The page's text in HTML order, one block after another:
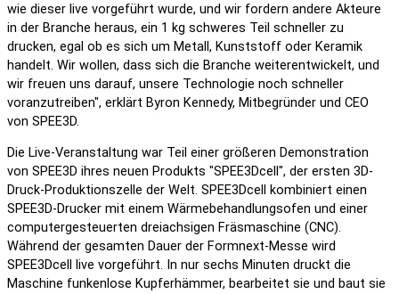
wie dieser live vorgeführt wurde, und wir fordern andere Akteure
in der Branche heraus, ein 1 kg schweres Teil schneller zu
drucken, egal ob es sich um Metall, Kunststoff oder Keramik
handelt. Wir wollen, dass sich die Branche weiterentwickelt, und
wir freuen uns darauf, unsere Technologie noch schneller
voranzutreiben", erklärt Byron Kennedy, Mitbegründer und CEO
von SPEE3D.
Die Live-Veranstaltung war Teil einer größeren Demonstration
von SPEE3D ihres neuen Produkts "SPEE3Dcell", der ersten 3D-
Druck-Produktionszelle der Welt. SPEE3Dcell kombiniert einen
SPEE3D-Drucker mit einem Wärmebehandlungsofen und einer
computergesteuerten dreiachsigen Fräsmaschine (CNC).
Während der gesamten Dauer der Formnext-Messe wird
SPEE3Dcell live vorgeführt. In nur sechs Minuten druckt die
Maschine funkenlose Kupferhämmer, bearbeitet sie und baut sie